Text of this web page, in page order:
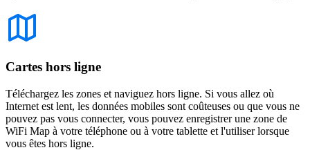
Cartes hors ligne
Téléchargez les zones et naviguez hors ligne. Si vous allez où
Internet est lent, les données mobiles sont coûteuses ou que vous ne
pouvez pas vous connecter, vous pouvez enregistrer une zone de
WiFi Map à votre téléphone ou à votre tablette et l'utiliser lorsque
vous êtes hors ligne.